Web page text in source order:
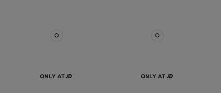
ONLY AT ONLY AT